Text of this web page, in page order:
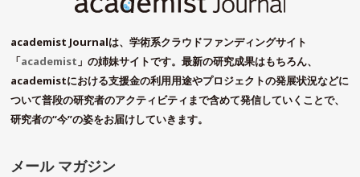
academist Journalは、学術系クラウドファンディングサイト
「academist 」の姉妹サイトです。最新の研究成果はもちろん、
academistにおける支援金の利用用途やプロジェクトの発展状況などに
ついて普段の研究者のアクティビティまで含めて発信していくことで、
研究者の“今”の姿をお届けしていきます。
メール マガジン